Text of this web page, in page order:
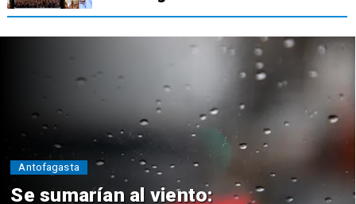
Se sumarían al viento:
Antofagasta